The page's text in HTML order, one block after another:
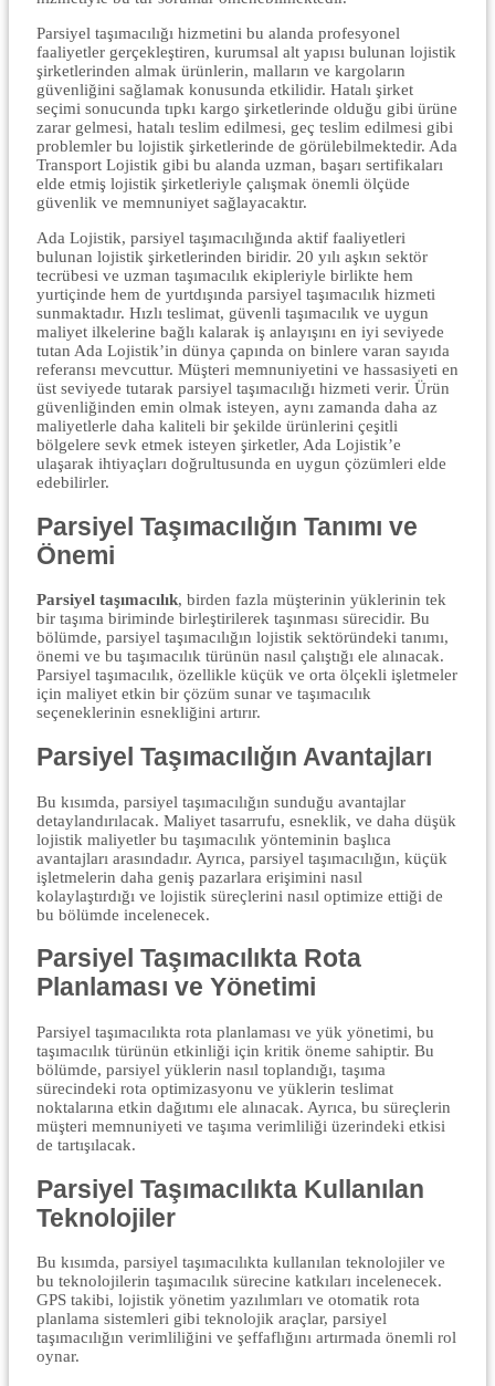
Parsiyel taşımacılığı hizmetini bu alanda profesyonel
faaliyetler gerçekleştiren, kurumsal alt yapısı bulunan lojistik
şirketlerinden almak ürünlerin, malların ve kargoların
güvenliğini sağlamak konusunda etkilidir. Hatalı şirket
seçimi sonucunda tıpkı kargo şirketlerinde olduğu gibi ürüne
zarar gelmesi, hatalı teslim edilmesi, geç teslim edilmesi gibi
problemler bu lojistik şirketlerinde de görülebilmektedir. Ada
Transport Lojistik gibi bu alanda uzman, başarı sertifikaları
elde etmiş lojistik şirketleriyle çalışmak önemli ölçüde
güvenlik ve memnuniyet sağlayacaktır.
Ada Lojistik, parsiyel taşımacılığında aktif faaliyetleri
bulunan lojistik şirketlerinden biridir. 20 yılı aşkın sektör
tecrübesi ve uzman taşımacılık ekipleriyle birlikte hem
yurtiçinde hem de yurtdışında parsiyel taşımacılık hizmeti
sunmaktadır. Hızlı teslimat, güvenli taşımacılık ve uygun
maliyet ilkelerine bağlı kalarak iş anlayışını en iyi seviyede
tutan Ada Lojistik’in dünya çapında on binlere varan sayıda
referansı mevcuttur. Müşteri memnuniyetini ve hassasiyeti en
üst seviyede tutarak parsiyel taşımacılığı hizmeti verir. Ürün
güvenliğinden emin olmak isteyen, aynı zamanda daha az
maliyetlerle daha kaliteli bir şekilde ürünlerini çeşitli
bölgelere sevk etmek isteyen şirketler, Ada Lojistik’e
ulaşarak ihtiyaçları doğrultusunda en uygun çözümleri elde
edebilirler.
Parsiyel Taşımacılığın Tanımı ve
Önemi
Parsiyel taşımacılık, birden fazla müşterinin yüklerinin tek
bir taşıma biriminde birleştirilerek taşınması sürecidir. Bu
bölümde, parsiyel taşımacılığın lojistik sektöründeki tanımı,
önemi ve bu taşımacılık türünün nasıl çalıştığı ele alınacak.
Parsiyel taşımacılık, özellikle küçük ve orta ölçekli işletmeler
için maliyet etkin bir çözüm sunar ve taşımacılık
seçeneklerinin esnekliğini artırır.
Parsiyel Taşımacılığın Avantajları
Bu kısımda, parsiyel taşımacılığın sunduğu avantajlar
detaylandırılacak. Maliyet tasarrufu, esneklik, ve daha düşük
lojistik maliyetler bu taşımacılık yönteminin başlıca
avantajları arasındadır. Ayrıca, parsiyel taşımacılığın, küçük
işletmelerin daha geniş pazarlara erişimini nasıl
kolaylaştırdığı ve lojistik süreçlerini nasıl optimize ettiği de
bu bölümde incelenecek.
Parsiyel Taşımacılıkta Rota
Planlaması ve Yönetimi
Parsiyel taşımacılıkta rota planlaması ve yük yönetimi, bu
taşımacılık türünün etkinliği için kritik öneme sahiptir. Bu
bölümde, parsiyel yüklerin nasıl toplandığı, taşıma
sürecindeki rota optimizasyonu ve yüklerin teslimat
noktalarına etkin dağıtımı ele alınacak. Ayrıca, bu süreçlerin
müşteri memnuniyeti ve taşıma verimliliği üzerindeki etkisi
de tartışılacak.
Parsiyel Taşımacılıkta Kullanılan
Teknolojiler
Bu kısımda, parsiyel taşımacılıkta kullanılan teknolojiler ve
bu teknolojilerin taşımacılık sürecine katkıları incelenecek.
GPS takibi, lojistik yönetim yazılımları ve otomatik rota
planlama sistemleri gibi teknolojik araçlar, parsiyel
taşımacılığın verimliliğini ve şeffaflığını artırmada önemli rol
oynar.